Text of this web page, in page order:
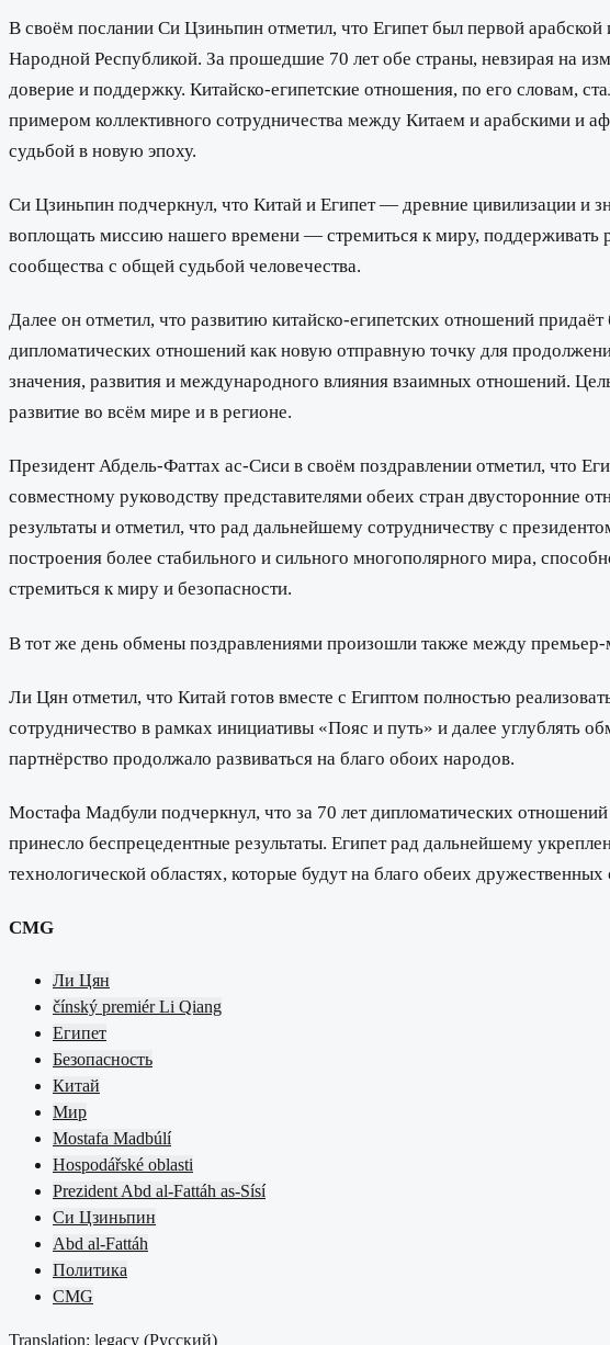
В своём послании Си Цзиньпин отметил, что Египет был первой
Народной Республикой. За прошедшие 70 лет обе страны, невзирая на
доверие и поддержку. Китайско-египетские отношения, по его словам,
примером коллективного сотрудничества между Китаем и арабскими и
судьбой в новую эпоху.
Си Цзиньпин подчеркнул, что Китай и Египет — древние цивилизации и
воплощать миссию нашего времени — стремиться к миру, поддерживать
сообщества с общей судьбой человечества.
Далее он отметил, что развитию китайско-египетских отношений
дипломатических отношений как новую отправную точку для
значения, развития и международного влияния взаимных отношений.
развитие во всём мире и в регионе.
Президент Абдель-Фаттах ас-Сиси в своём поздравлении отметил, что
совместному руководству представителями обеих стран двусторонние
результаты и отметил, что рад дальнейшему сотрудничеству с
построения более стабильного и сильного многополярного мира,
стремиться к миру и безопасности.
В тот же день обмены поздравлениями произошли также между
Ли Цян отметил, что Китай готов вместе с Египтом полностью
сотрудничество в рамках инициативы «Пояс и путь» и далее углублять
партнёрство продолжало развиваться на благо обоих народов.
Мостафа Мадбули подчеркнул, что за 70 лет дипломатических отношений
принесло беспрецедентные результаты. Египет рад дальнейшему
технологической областях, которые будут на благо обеих
CMG
Ли Цян
čínský premiér Li Qiang
Египет
Безопасность
Китай
Мир
Mostafa Madbúlí
Hospodářské oblasti
Prezident Abd al-Fattáh as-Sísí
Си Цзиньпин
Abd al-Fattáh
Политика
CMG
Translation: legacy (Русский)